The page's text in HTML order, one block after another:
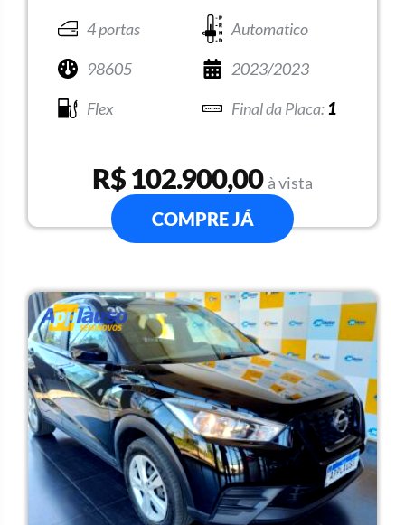
4 portas
Automatico
98605
2023/2023
Flex
1
R$ 102.900,00 à vista
COMPRE JÁ